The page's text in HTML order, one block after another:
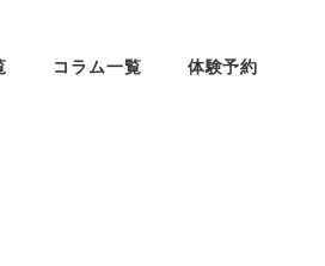
コラム一覧 体験予約